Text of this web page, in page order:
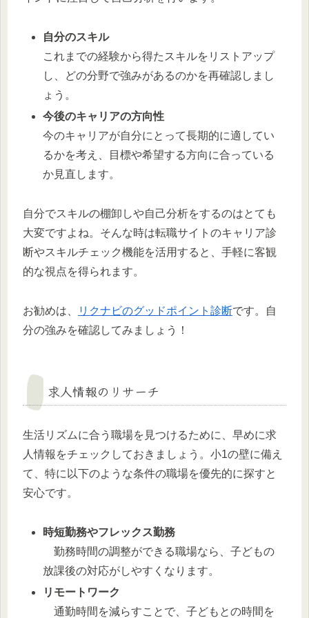
自分のスキル
これまでの経験から得たスキルをリストアップ
し、どの分野で強みがあるのかを再確認しまし
ょう。
今後のキャリアの方向性
今のキャリアが自分にとって長期的に適してい
るかを考え、目標や希望する方向に合っている
か見直します。
自分でスキルの棚卸しや自己分析をするのはとても
大変ですよね。そんな時は転職サイトのキャリア診
断やスキルチェック機能を活用すると、手軽に客観
的な視点を得られます。
お勧めは、 リクナビのグッドポイント診断です。自
分の強みを確認してみましょう！
求人情報のリサーチ
生活リズムに合う職場を見つけるために、早めに求
人情報をチェックしておきましょう。小1の壁に備え
て、特に以下のような条件の職場を優先的に探すと
安心です。
時短勤務やフレックス勤務
勤務時間の調整ができる職場なら、子どもの
放課後の対応がしやすくなります。
リモートワーク
通勤時間を減らすことで、子どもとの時間を